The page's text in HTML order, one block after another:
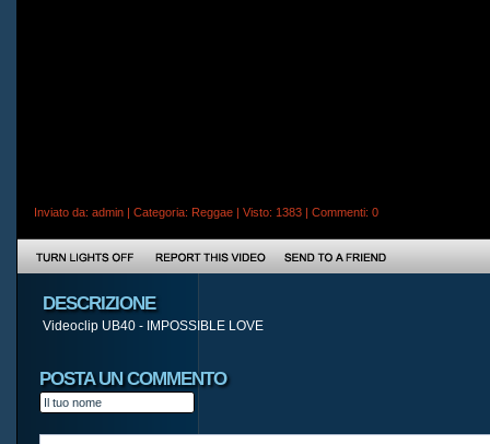
Inviato da: admin | Categoria: Reggae | Visto: 1383 | Commenti: 0
DESCRIZIONE
Videoclip UB40 - IMPOSSIBLE LOVE
POSTA UN COMMENTO